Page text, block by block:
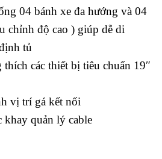
04 bánh xe đa hướng và 04
chỉnh độ cao ) giúp dễ di
tủ
các thiết bị tiêu chuẩn 19″
vị trí gá kết nối
khay quản lý cable